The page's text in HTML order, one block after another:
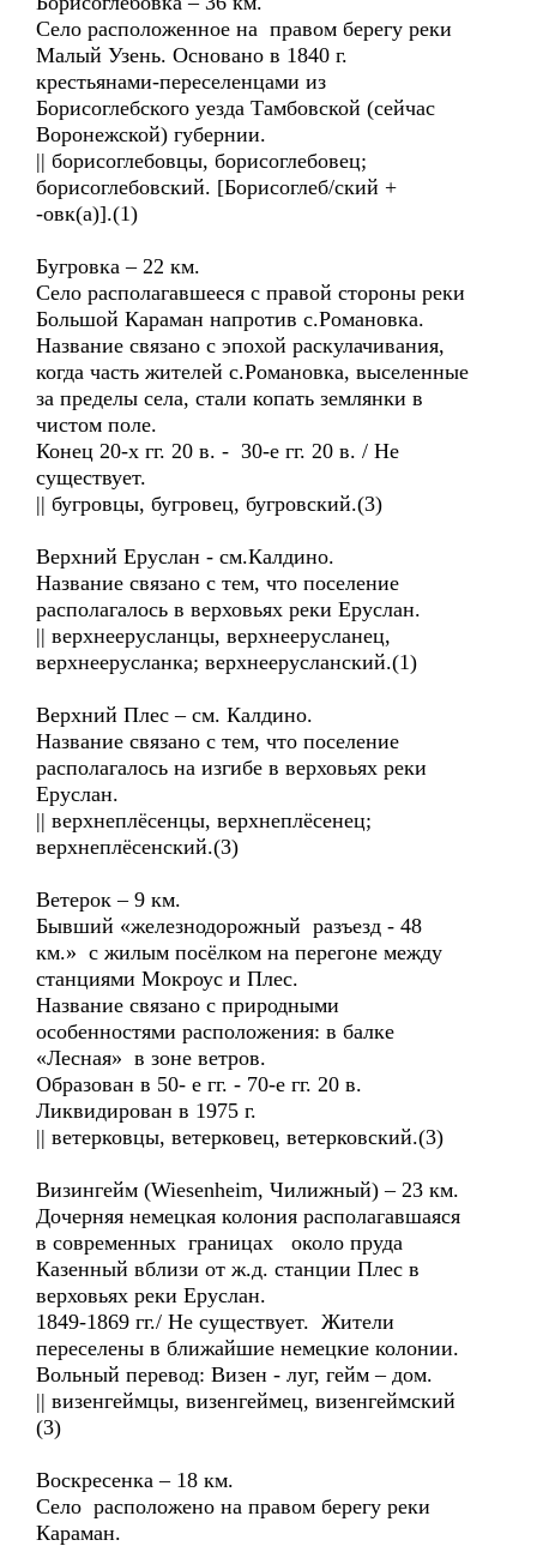
Село расположенное на правом берегу реки
Малый Узень. Основано в 1840 г.
крестьянами-переселенцами из
Борисоглебского уезда Тамбовской (сейчас
Воронежской) губернии.
|| борисоглебовцы, борисоглебовец;
борисоглебовский. [Борисоглеб/ский +
-овк(а)].(1)
Бугровка – 22 км.
Село располагавшееся с правой стороны реки
Большой Караман напротив с.Романовка.
Название связано с эпохой раскулачивания,
когда часть жителей с.Романовка, выселенные
за пределы села, стали копать землянки в
чистом поле.
Конец 20-х гг. 20 в. - 30-е гг. 20 в. / Не
существует.
|| бугровцы, бугровец, бугровский.(3)
Верхний Еруслан - см.Калдино.
Название связано с тем, что поселение
располагалось в верховьях реки Еруслан.
|| верхнеерусланцы, верхнеерусланец,
верхнеерусланка; верхнеерусланский.(1)
Верхний Плес – см. Калдино.
Название связано с тем, что поселение
располагалось на изгибе в верховьях реки
Еруслан.
|| верхнеплёсенцы, верхнеплёсенец;
верхнеплёсенский.(3)
Ветерок – 9 км.
Бывший «железнодорожный разъезд - 48
км.» с жилым посёлком на перегоне между
станциями Мокроус и Плес.
Название связано с природными
особенностями расположения: в балке
«Лесная» в зоне ветров.
Образован в 50- е гг. - 70-е гг. 20 в.
Ликвидирован в 1975 г.
|| ветерковцы, ветерковец, ветерковский.(3)
Визингейм (Wiesenheim, Чилижный) – 23 км.
Дочерняя немецкая колония располагавшаяся
в современных границах около пруда
Казенный вблизи от ж.д. станции Плес в
верховьях реки Еруслан.
1849-1869 гг./ Не существует. Жители
переселены в ближайшие немецкие колонии.
Вольный перевод: Визен - луг, гейм – дом.
|| визенгеймцы, визенгеймец, визенгеймский
(3)
Воскресенка – 18 км.
Село расположено на правом берегу реки
Караман.